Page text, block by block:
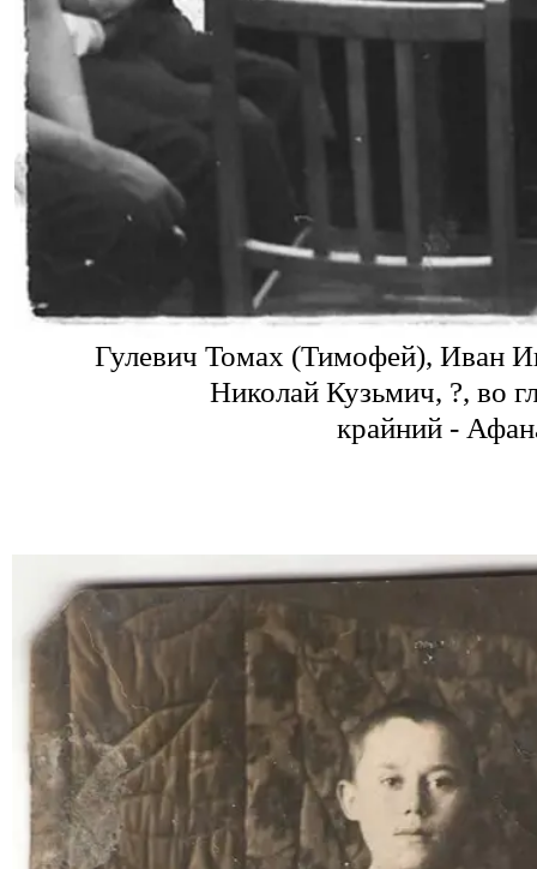
Гулевич Томах(Тимофей), Иван
Николай Кузьмич, ?, во
крайний -